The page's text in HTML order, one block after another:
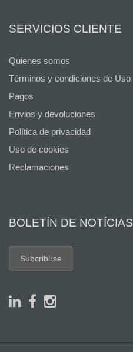
SERVICIOS CLIENTE
Quienes somos
Términos y condiciones de Uso
Pagos
Envios y devoluciones
Política de privacidad
Uso de cookies
Reclamaciones
BOLETÍN DE NOTÍCIAS
Subcribirse